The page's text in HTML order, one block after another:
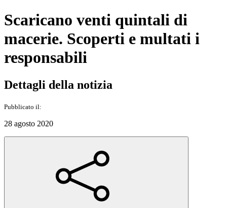
Scaricano venti quintali di
macerie. Scoperti e multati i
responsabili
Dettagli della notizia
Pubblicato il:
28 agosto 2020